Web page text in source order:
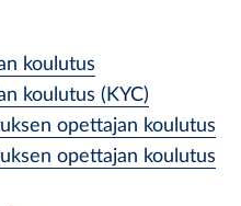
koulutus
koulutus (KYC)
opettajan koulutus
opettajan koulutus